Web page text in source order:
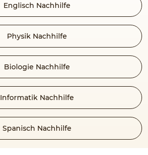
Englisch Nachhilfe
Physik Nachhilfe
Biologie Nachhilfe
Informatik Nachhilfe
Spanisch Nachhilfe